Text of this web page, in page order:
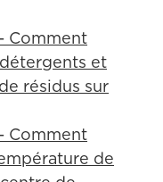
Comment
et
résidus sur
Comment
de